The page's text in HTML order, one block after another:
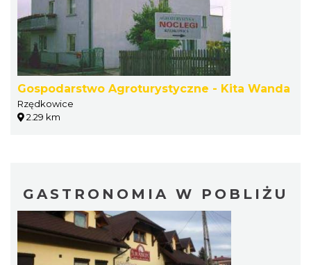
Gospodarstwo Agroturystyczne - Kita Wanda
Rzędkowice
2.29 km
GASTRONOMIA W POBLIŻU